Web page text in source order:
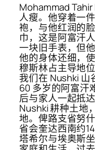
Mohammad
人瘦。他穿着一
袍，与他红润的
巾，这是阿富汗
一块旧手表，但
他的身体还细，
穆斯林占主导地
我们在 Nushki 山
60 多岁的阿富汗
后与家人一起抵
Nushki 耕种土地
地。俾路支省努
省会奎达西南约
塔希尔与埃奥斯